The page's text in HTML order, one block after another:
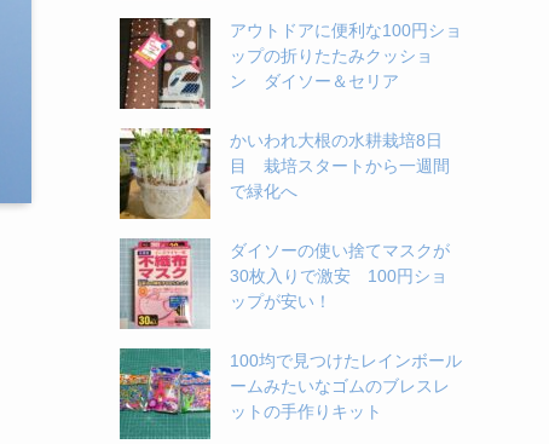
アウトドアに便利な100円ショ
ップの折りたたみクッショ
ン ダイソー＆セリア
かいわれ大根の水耕栽培8日
目 栽培スタートから一週間
で緑化へ
ダイソーの使い捨てマスクが
30枚入りで激安 100円ショ
ップが安い！
100均で見つけたレインボール
ームみたいなゴムのブレスレ
ットの手作りキット